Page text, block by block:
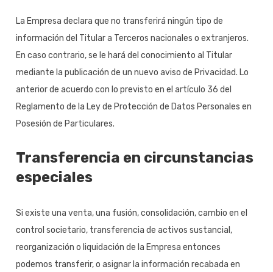
La Empresa declara que no transferirá ningún tipo de
información del Titular a Terceros nacionales o extranjeros.
En caso contrario, se le hará del conocimiento al Titular
mediante la publicación de un nuevo aviso de Privacidad. Lo
anterior de acuerdo con lo previsto en el artículo 36 del
Reglamento de la Ley de Protección de Datos Personales en
Posesión de Particulares.
Transferencia en circunstancias
especiales
Si existe una venta, una fusión, consolidación, cambio en el
control societario, transferencia de activos sustancial,
reorganización o liquidación de la Empresa entonces
podemos transferir, o asignar la información recabada en